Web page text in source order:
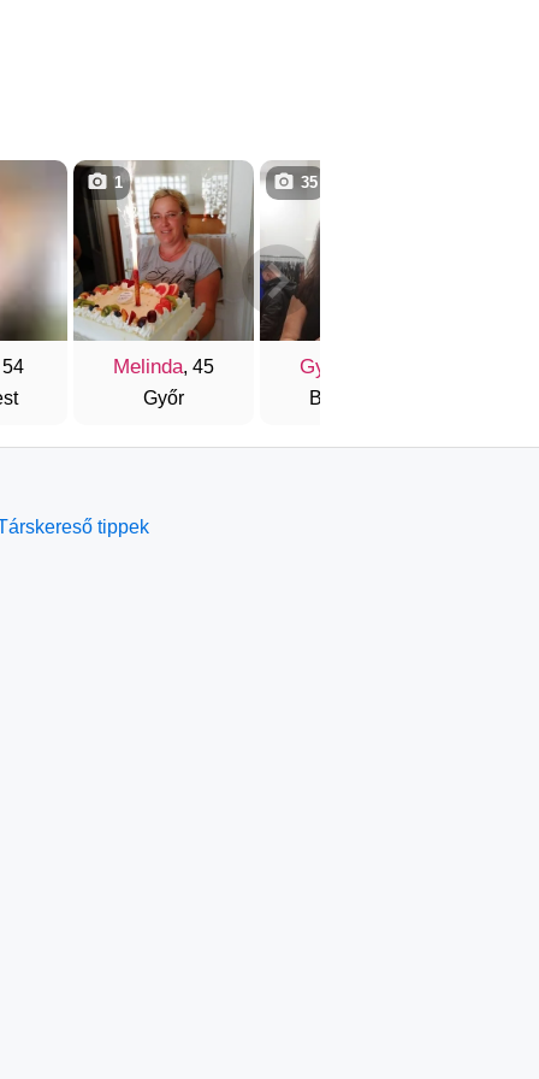
54
Melinda, 45
Győr
1
Gyöngy
Budapest
35
tippek